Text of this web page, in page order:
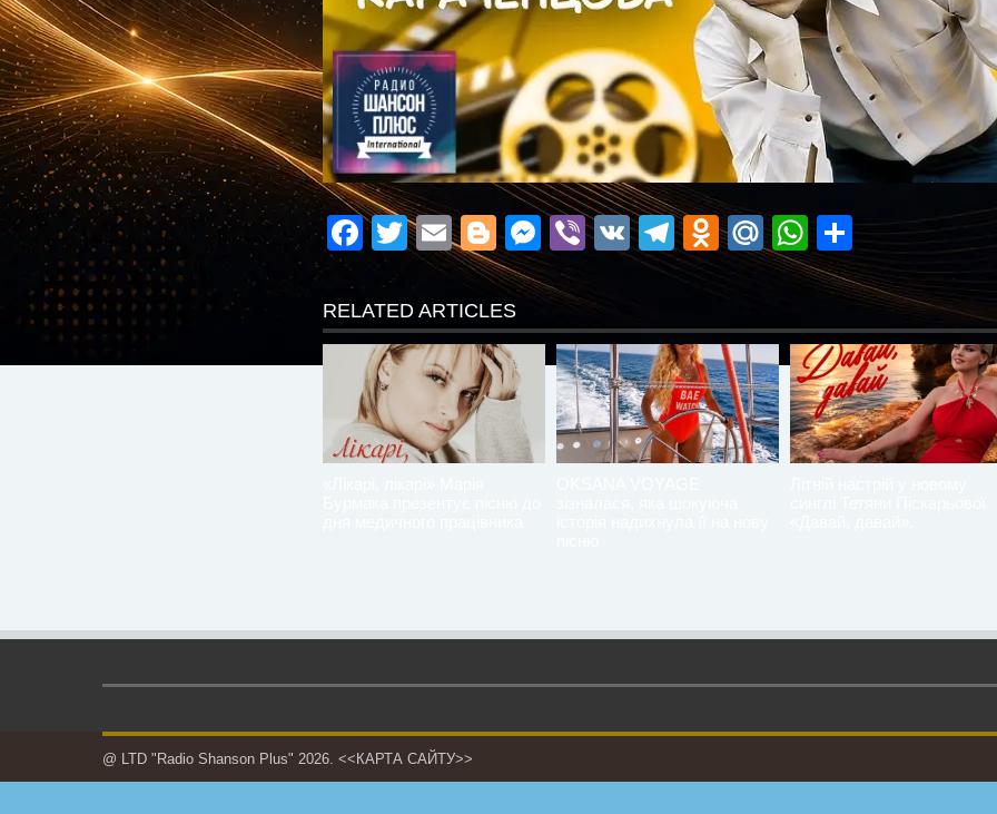
Facebook
Twitter
EmailBlogger
Messenger
Viber
VKTelegram
Odnoklassniki
Mail.RuWhatsApp
RELATED ARTICLES
@ LTD "Radio Shanson Plus" 2026. <<КАРТА САЙТУ>>